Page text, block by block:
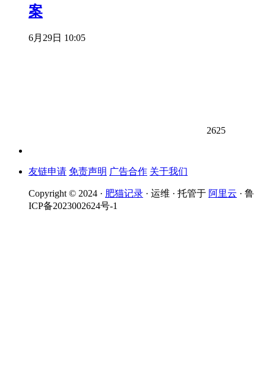
案
6月29日 10:05
2625
友链申请 免责声明 广告合作 关于我们
Copyright © 2024 · 肥猫记录 · 运维 · 托管于 阿里云 · 鲁
ICP备2023002624号-1